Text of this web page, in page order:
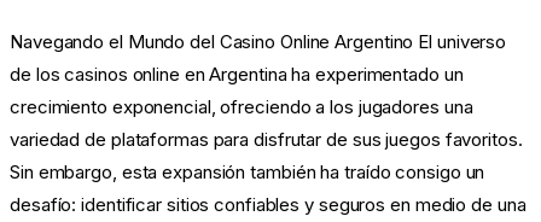
Navegando el Mundo del Casino Online Argentino El universo
de los casinos online en Argentina ha experimentado un
crecimiento exponencial, ofreciendo a los jugadores una
variedad de plataformas para disfrutar de sus juegos favoritos.
Sin embargo, esta expansión también ha traído consigo un
desafío: identificar sitios confiables y seguros en medio de una